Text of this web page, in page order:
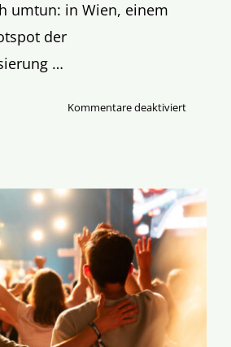
umtun: in Wien, einem
der
…
Kommentare deaktiviertfür
Hotspot